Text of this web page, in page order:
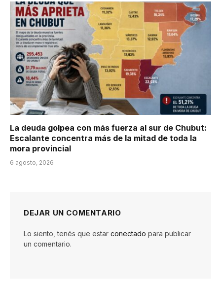
La deuda golpea con más fuerza al sur de Chubut:
Escalante concentra más de la mitad de toda la
mora provincial
6 agosto, 2026
DEJAR UN COMENTARIO
Lo siento, tenés que estar conectado para publicar
un comentario.